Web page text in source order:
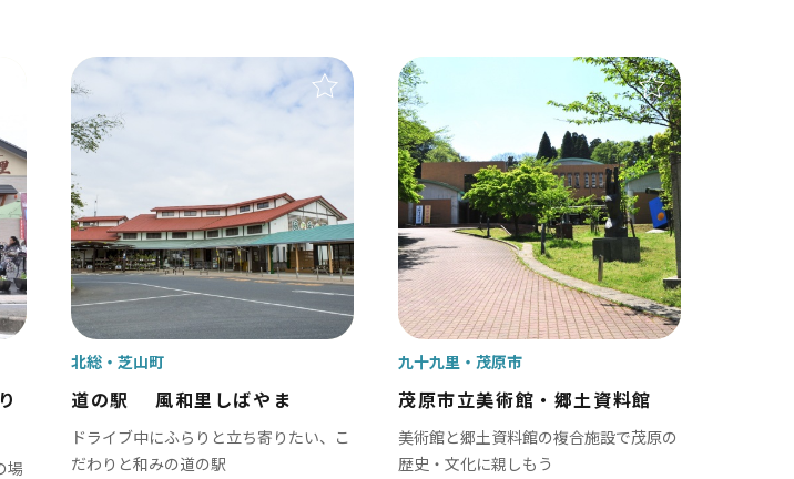
小江戸佐原 / 佐倉ふるさと広場 / 成田山新勝寺 / 銚子（犬吠埼）
九十九里
九十九里浜 / 釣ヶ崎海岸（サーフィン） / 白子温泉 / 茂原 / 御宿
南房総
大山千枚田 / 鴨川シーワールド / 勝浦 / 岡本桟橋 / 館山 / いすみ鉄道
かずさ・臨海
場
道の駅 風和里しばやま
ドライブ中にふらりと立ち寄りたい、こ
だわりと和みの道の駅
北総 芝山町
茂原市立美術館・郷土資料館
美術館と郷土資料館の複合施設で茂原の
歴史・文化に親しもう
九十九里 茂原市